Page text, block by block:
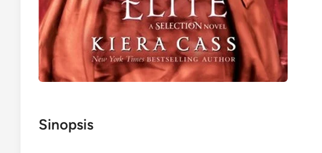
Sinopsis